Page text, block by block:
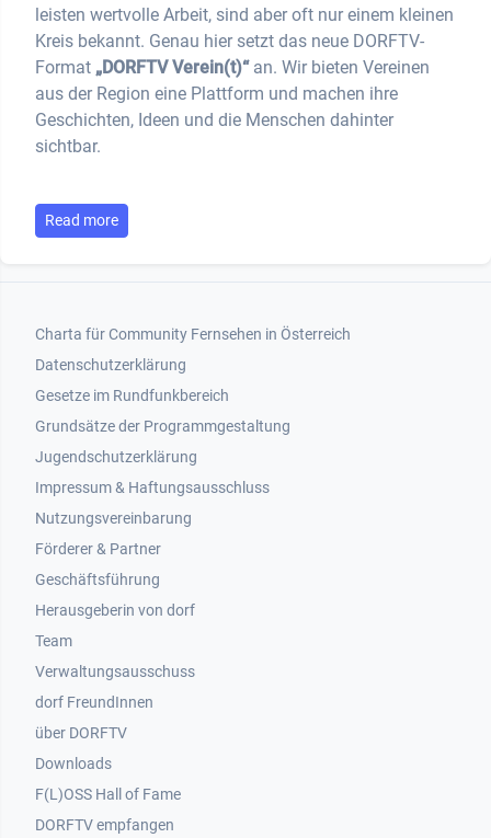
leisten wertvolle Arbeit, sind aber oft nur einem kleinen
Kreis bekannt. Genau hier setzt das neue DORFTV-
Format „DORFTV Verein(t)“an. Wir bieten Vereinen
aus der Region eine Plattform und machen ihre
Geschichten, Ideen und die Menschen dahinter
sichtbar.
Read more
Footer 1
Charta für Community Fernsehen in Österreich
Datenschutzerklärung
Gesetze im Rundfunkbereich
Grundsätze der Programmgestaltung
Jugendschutzerklärung
Impressum & Haftungsausschluss
Nutzungsvereinbarung
Footer 2
Förderer & Partner
Geschäftsführung
Herausgeberin von dorf
Team
Verwaltungsausschuss
dorf FreundInnen
Footer 3
über DORFTV
Downloads
F(L)OSS Hall of Fame
Footer 4
DORFTV empfangen